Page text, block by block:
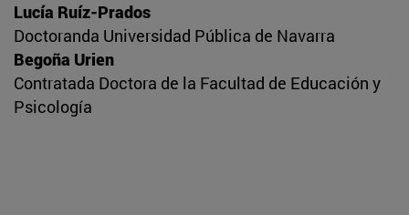
Lucía Ruíz-Prados
Doctoranda Universidad Pública de Navarra
Begoña Urien
Contratada Doctora de la Facultad de Educación y
Psicología